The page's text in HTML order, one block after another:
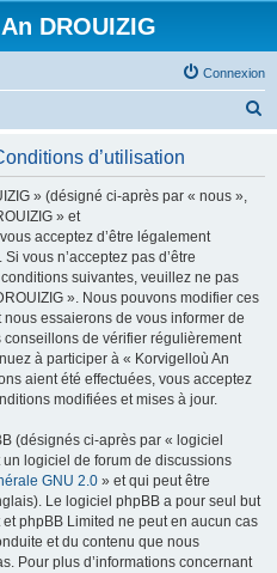
DROUIZIG
Connexion
d’utilisation
» (désigné ci-après par « nous »,
» et
acceptez d’être légalement
vous n’acceptez pas d’être
suivantes, veuillez ne pas
». Nous pouvons modifier ces
essaierons de vous informer de
de vérifier régulièrement
à participer à « Korvigelloù An
aient été effectuées, vous acceptez
modifiées et mises à jour.
(désignés ci-après par « logiciel
logiciel de forum de discussions
GNU 2.0 » et qui peut être
Le logiciel phpBB a pour seul but
phpBB Limited ne peut en aucun cas
et du contenu que nous
Pour plus d’informations concernant